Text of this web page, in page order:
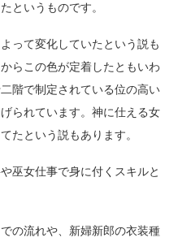
というものです。
って変化していたという説も
らこの色が定着したともいわ
階で制定されている位の高い
られています。神に仕える女
たという説もあります。
巫女仕事で身に付くスキルと
の流れや、新婦新郎の衣装種